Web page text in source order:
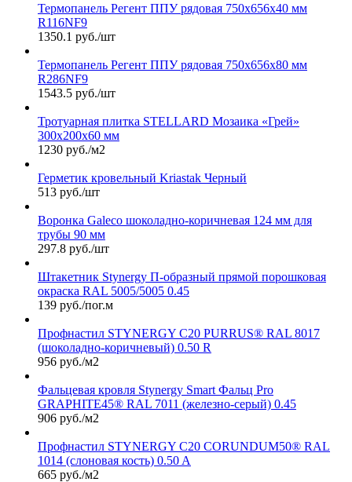
Термопанель Регент ППУ рядовая 750х656х40 мм
R116NF9
1350.1 руб./шт
Термопанель Регент ППУ рядовая 750х656х80 мм
R286NF9
1543.5 руб./шт
Тротуарная плитка STELLARD Мозаика «Грей»
300х200х60 мм
1230 руб./м2
Герметик кровельный Kriastak Черный
513 руб./шт
Воронка Galeco шоколадно-коричневая 124 мм для
трубы 90 мм
297.8 руб./шт
Штакетник Stynergy П-образный прямой порошковая
окраска RAL 5005/5005 0.45
139 руб./пог.м
Профнастил STYNERGY С20 PURRUS® RAL 8017
(шоколадно-коричневый) 0.50 R
956 руб./м2
Фальцевая кровля Stynergy Smart Фальц Pro
GRAPHITE45® RAL 7011 (железно-серый) 0.45
906 руб./м2
Профнастил STYNERGY С20 CORUNDUM50® RAL
1014 (слоновая кость) 0.50 A
665 руб./м2